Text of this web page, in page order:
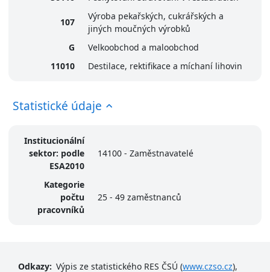
107
Výroba pekařských, cukrářských a
jiných moučných výrobků
G
Velkoobchod a maloobchod
11010
Destilace, rektifikace a míchaní lihovin
Statistické údaje
Institucionální
sektor: podle
ESA2010
14100 - Zaměstnavatelé
Kategorie
počtu
pracovníků
25 - 49 zaměstnanců
Odkazy: Výpis ze statistického RES ČSÚ (www.czso.cz),